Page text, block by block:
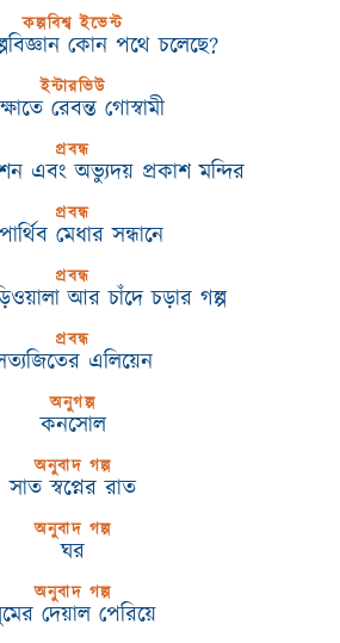
কল্পবিশ্ব ইভেন্ট
কোন পথে চলেছে?
ইন্টারভিউ
রেবন্ত গোস্বামী
প্রবন্ধ
এবং অভ্যুদয় প্রকাশ মন্দির
প্রবন্ধ
মেধার সন্ধানে
প্রবন্ধ
আর চাঁদে চড়ার গল্প
প্রবন্ধ
এলিয়েন
অনুগল্প
কনসোল
অনুবাদ গল্প
সাত স্বপ্নের রাত
অনুবাদ গল্প
ঘর
অনুবাদ গল্প
দেয়াল পেরিয়ে